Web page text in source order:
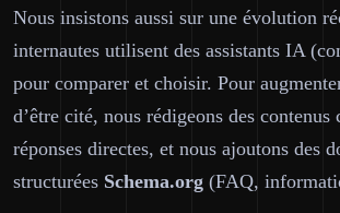
Nous insistons aussi sur une évolution
internautes utilisent des assistants IA
pour comparer et choisir. Pour
d’être cité, nous rédigeons des contenus
réponses directes, et nous ajoutons des
structurées Schema.org (FAQ,